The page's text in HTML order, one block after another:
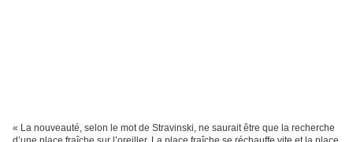
« La nouveauté, selon le mot de Stravinski, ne saurait être que la recherche